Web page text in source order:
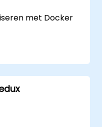
met Docker
tussen